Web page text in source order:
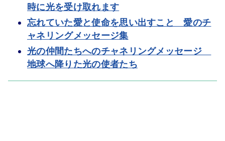
時に光を受け取れます
忘れていた愛と使命を思い出すこと 愛のチ
ャネリングメッセージ集
光の仲間たちへのチャネリングメッセージ
地球へ降りた光の使者たち